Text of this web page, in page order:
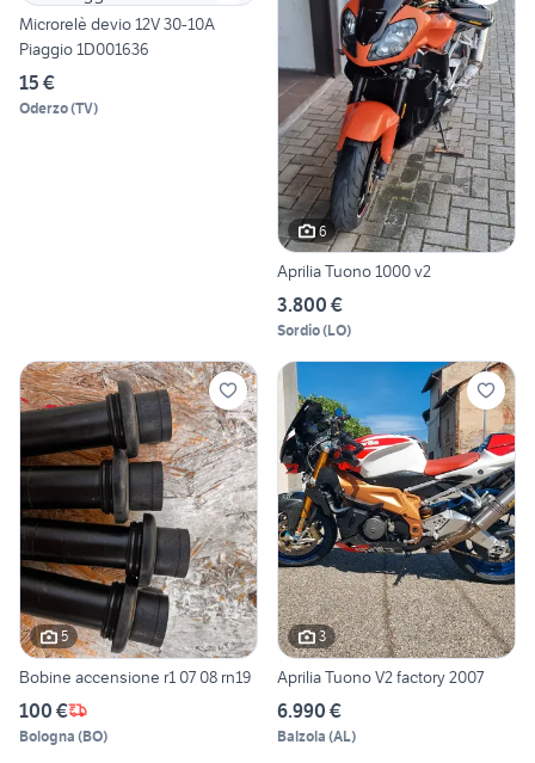
Microrelè devio 12V 30-10A
Piaggio 1D001636
15 €
Oderzo(TV)
6
Aprilia Tuono 1000 v2
3.800 €
Sordio(LO)
5
Bobine accensione r1 07 08 rn19
100 €
Bologna (BO)
3
Aprilia Tuono V2 factory 2007
6.990 €
Balzola (AL)